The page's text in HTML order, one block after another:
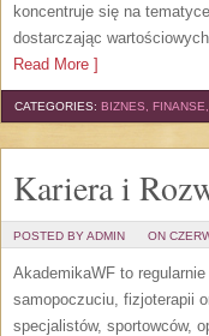
koncentruje się na
dostarczając
Read More ]
CATEGORIES: BIZNES,
Kariera i
POSTED BY ADMIN ON
AkademikaWF to
samopoczuciu, fizjoterapii
specjalistów, sportowców,